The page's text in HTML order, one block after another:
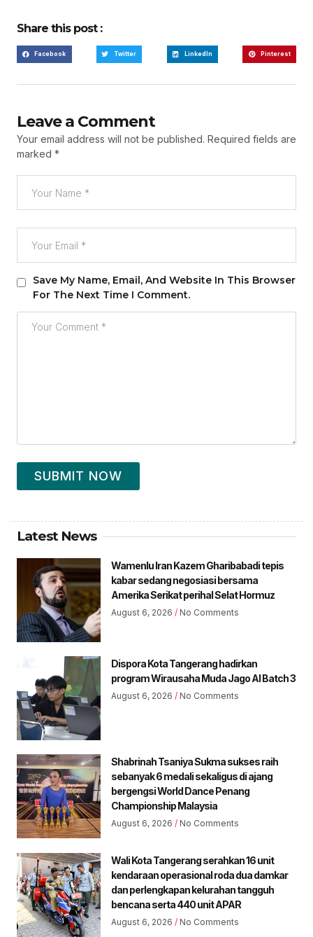
Share this post :
Facebook Twitter LinkedIn Pinterest
Leave a Comment
Your email address will not be published. Required fields are
marked *
Save My Name, Email, And Website In This Browser
For The Next Time I Comment.
SUBMIT NOW
Latest News
Wamenlu Iran Kazem Gharibabadi tepis
kabar sedang negosiasi bersama
Amerika Serikat perihal Selat Hormuz
August 6, 2026 No Comments
Dispora Kota Tangerang hadirkan
program Wirausaha Muda Jago AI Batch 3
August 6, 2026 No Comments
Shabrinah Tsaniya Sukma sukses raih
sebanyak 6 medali sekaligus di ajang
bergengsi World Dance Penang
Championship Malaysia
August 6, 2026 No Comments
Wali Kota Tangerang serahkan 16 unit
kendaraan operasional roda dua damkar
dan perlengkapan kelurahan tangguh
bencana serta 440 unit APAR
August 6, 2026 No Comments